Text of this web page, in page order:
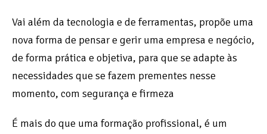
Vai além da tecnologia e de ferramentas, propõe uma
nova forma de pensar e gerir uma empresa e negócio,
de forma prática e objetiva, para que se adapte às
necessidades que se fazem prementes nesse
momento, com segurança e firmeza
É mais do que uma formação profissional, é um